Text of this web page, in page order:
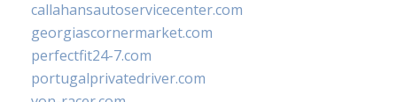
callahansautoservicecenter.com
georgiascornermarket.com
perfectfit24-7.com
portugalprivatedriver.com